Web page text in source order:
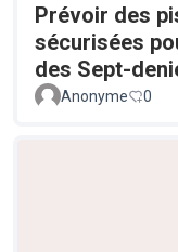
Prévoir des
sécurisées
des Sept-
Anonyme 0